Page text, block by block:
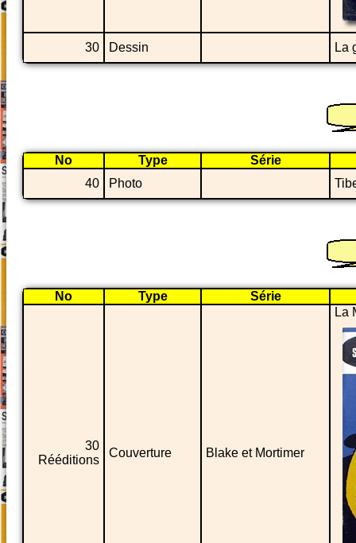
30 Dessin La
No Type
Série
40
Photo
No Type Série
30
Rééditions
Couverture Blake et Mortimer
La